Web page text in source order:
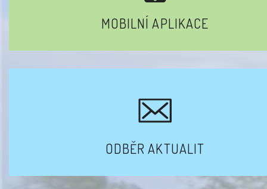
MOBILNÍ APLIKACE
ODBĚR AKTUALIT